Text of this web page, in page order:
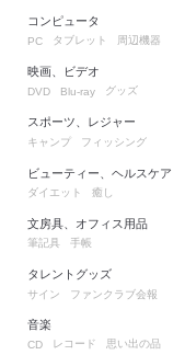
コンピュータ
PC タブレット 周辺機器
映画、ビデオ
DVD Blu-ray グッズ
スポーツ、レジャー
キャンプ フィッシング
ビューティー、ヘルスケア
ダイエット 癒し
文房具、オフィス用品
筆記具 手帳
タレントグッズ
サイン ファンクラブ会報
音楽
CD レコード 思い出の品